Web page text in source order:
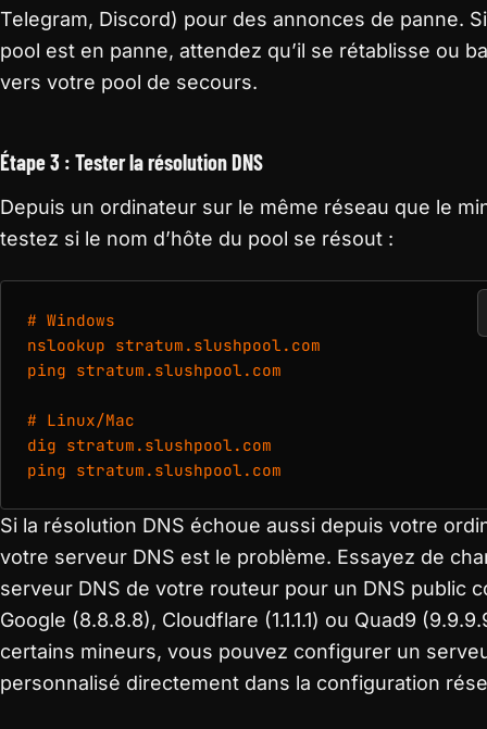
Telegram, Discord) pour des annonces de panne.
pool est en panne, attendez qu’il se rétablisse ou
vers votre pool de secours.
Étape 3 : Tester la résolution DNS
Depuis un ordinateur sur le même réseau que le
testez si le nom d’hôte du pool se résout :
# Windows
nslookup stratum.slushpool.com
ping stratum.slushpool.com
# Linux/Mac
dig stratum.slushpool.com
ping stratum.slushpool.com
Si la résolution DNS échoue aussi depuis votre
votre serveur DNS est le problème. Essayez de
serveur DNS de votre routeur pour un DNS public
Google (8.8.8.8), Cloudflare (1.1.1.1) ou Quad9
certains mineurs, vous pouvez configurer un
personnalisé directement dans la configuration